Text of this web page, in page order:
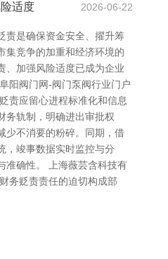
适度 2026-06-22
责是确保资金安全、擢升筹
集竞争的加重和经济环境的
、加强风险适度已成为企业
阳阀门网-阀门泵阀行业门户
责应留心进程标准化和信息
务轨制，明确进出审批权
少不消要的粉碎。同期，借
，竣事数据实时监控与分
准确性。 上海薇芸含科技有
务贬责责任的迫切构成部